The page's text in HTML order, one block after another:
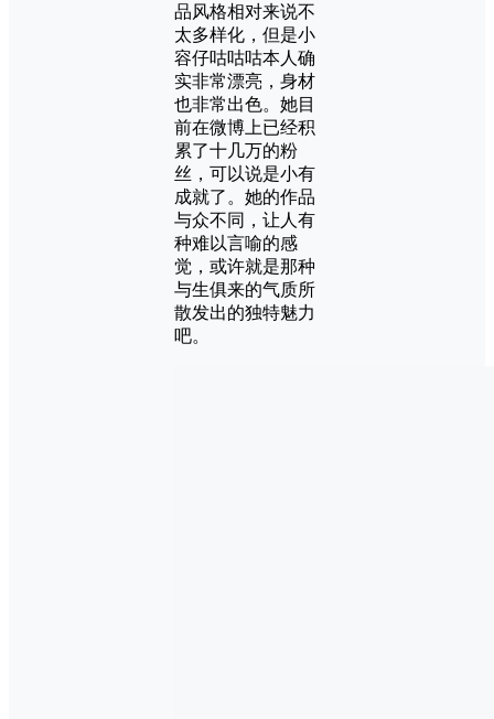
品风格相对来说不
太多样化，但是小
容仔咕咕咕本人确
实非常漂亮，身材
也非常出色。她目
前在微博上已经积
累了十几万的粉
丝，可以说是小有
成就了。她的作品
与众不同，让人有
种难以言喻的感
觉，或许就是那种
与生俱来的气质所
散发出的独特魅力
吧。